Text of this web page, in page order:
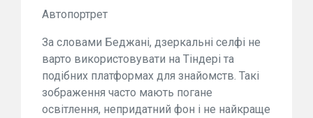
Автопортрет
За словами Беджані, дзеркальні селфі не
варто використовувати на Тіндері та
подібних платформах для знайомств. Такі
зображення часто мають погане
освітлення, непридатний фон і не найкраще